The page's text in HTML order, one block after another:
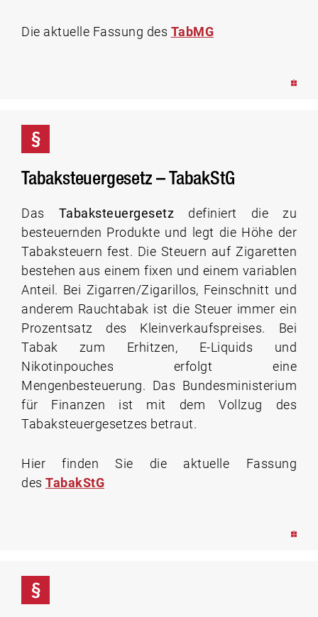
Die aktuelle Fassung des TabMG
Tabaksteuergesetz – TabakStG
Das Tabaksteuergesetz definiert die zu
besteuernden Produkte und legt die Höhe der
Tabaksteuern fest. Die Steuern auf Zigaretten
bestehen aus einem fixen und einem variablen
Anteil. Bei Zigarren/Zigarillos, Feinschnitt und
anderem Rauchtabak ist die Steuer immer ein
Prozentsatz des Kleinverkaufspreises. Bei
Tabak zum Erhitzen, E-Liquids und
Nikotinpouches erfolgt eine
Mengenbesteuerung. Das Bundesministerium
für Finanzen ist mit dem Vollzug des
Tabaksteuergesetzes betraut.
Hier finden Sie die aktuelle Fassung
des TabakStG